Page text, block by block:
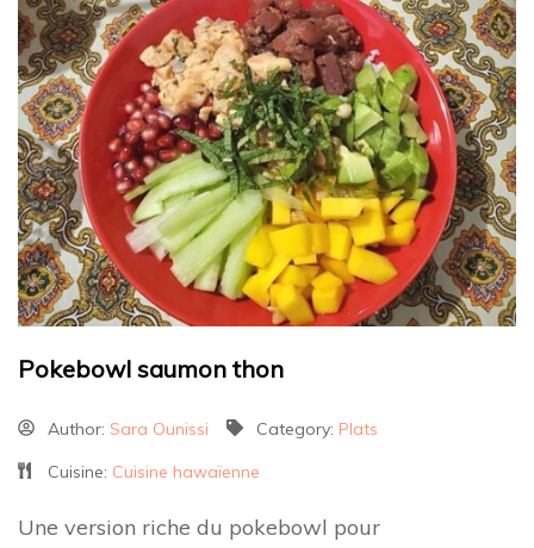
Pokebowl saumon thon
Author: Sara Ounissi Category: Plats
Cuisine: Cuisine hawaïenne
Une version riche du pokebowl pour